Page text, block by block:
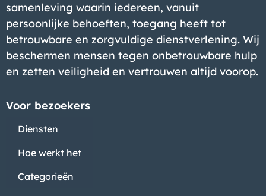
samenleving waarin iedereen, vanuit
persoonlijke behoeften, toegang heeft tot
betrouwbare en zorgvuldige dienstverlening. Wij
beschermen mensen tegen onbetrouwbare hulp
en zetten veiligheid en vertrouwen altijd voorop.
Voor bezoekers
Diensten
Hoe werkt het
Categorieën